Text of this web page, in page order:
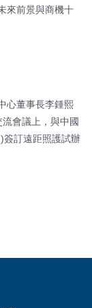
來前景與商機十
心董事長李鍾熙
會議上，與中國
簽訂遠距照護試辦